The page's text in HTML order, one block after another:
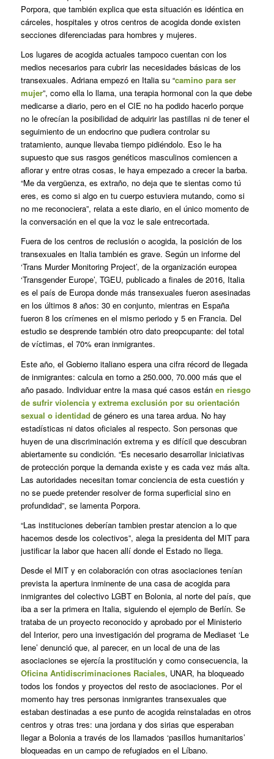
Porpora, que también explica que esta situación es idéntica en
cárceles, hospitales y otros centros de acogida donde existen
secciones diferenciadas para hombres y mujeres.
Los lugares de acogida actuales tampoco cuentan con los
medios necesarios para cubrir las necesidades básicas de los
transexuales. Adriana empezó en Italia su “camino para ser
mujer”, como ella lo llama, una terapia hormonal con la que debe
medicarse a diario, pero en el CIE no ha podido hacerlo porque
no le ofrecían la posibilidad de adquirir las pastillas ni de tener el
seguimiento de un endocrino que pudiera controlar su
tratamiento, aunque llevaba tiempo pidiéndolo. Eso le ha
supuesto que sus rasgos genéticos masculinos comiencen a
aflorar y entre otras cosas, le haya empezado a crecer la barba.
“Me da vergüenza, es extraño, no deja que te sientas como tú
eres, es como si algo en tu cuerpo estuviera mutando, como si
no me reconociera”, relata a este diario, en el único momento de
la conversación en el que la voz le sale entrecortada.
Fuera de los centros de reclusión o acogida, la posición de los
transexuales en Italia también es grave. Según un informe del
‘Trans Murder Monitoring Project’, de la organización europea
‘Transgender Europe’, TGEU, publicado a finales de 2016, Italia
es el país de Europa donde más transexuales fueron asesinadas
en los últimos 8 años: 30 en conjunto, mientras en España
fueron 8 los crímenes en el mismo periodo y 5 en Francia. Del
estudio se desprende también otro dato preopcupante: del total
de víctimas, el 70% eran inmigrantes.
Este año, el Gobierno italiano espera una cifra récord de llegada
de inmigrantes: calcula en torno a 250.000, 70.000 más que el
año pasado. Individuar entre la masa qué casos están en riesgo
de sufrir violencia y extrema exclusión por su orientación
sexual o identidad de género es una tarea ardua. No hay
estadísticas ni datos oficiales al respecto. Son personas que
huyen de una discriminación extrema y es difícil que descubran
abiertamente su condición. “Es necesario desarrollar iniciativas
de protección porque la demanda existe y es cada vez más alta.
Las autoridades necesitan tomar conciencia de esta cuestión y
no se puede pretender resolver de forma superficial sino en
profundidad”, se lamenta Porpora.
“Las instituciones deberían tambien prestar atencion a lo que
hacemos desde los colectivos”, alega la presidenta del MIT para
justificar la labor que hacen allí donde el Estado no llega.
Desde el MIT y en colaboración con otras asociaciones tenían
prevista la apertura inminente de una casa de acogida para
inmigrantes del colectivo LGBT en Bolonia, al norte del país, que
iba a ser la primera en Italia, siguiendo el ejemplo de Berlín. Se
trataba de un proyecto reconocido y aprobado por el Ministerio
del Interior, pero una investigación del programa de Mediaset ‘Le
Iene’ denunció que, al parecer, en un local de una de las
asociaciones se ejercía la prostitución y como consecuencia, la
Oficina Antidiscriminaciones Raciales, UNAR, ha bloqueado
todos los fondos y proyectos del resto de asociaciones. Por el
momento hay tres personas inmigrantes transexuales que
estaban destinadas a ese punto de acogida reinstaladas en otros
centros y otras tres: una jordana y dos sirias que esperaban
llegar a Bolonia a través de los llamados ‘pasillos humanitarios’
bloqueadas en un campo de refugiados en el Líbano.